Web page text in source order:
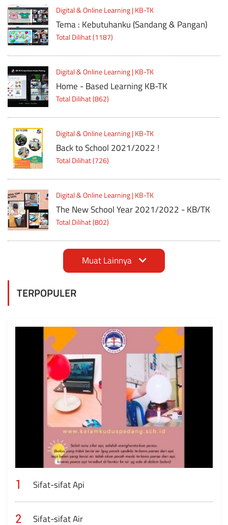
Digital & Online Learning | KB-TK
Tema : Kebutuhanku (Sandang & Pangan)
Total Dilihat (1187)
Digital & Online Learning | KB-TK
Home - Based Learning KB-TK
Total Dilihat (862)
Digital & Online Learning | KB-TK
Back to School 2021/2022 !
Total Dilihat (726)
Digital & Online Learning | KB-TK
The New School Year 2021/2022 - KB/TK
Total Dilihat (802)
Muat Lainnya
TERPOPULER
1 Sifat-sifat Api
2 Sifat-sifat Air